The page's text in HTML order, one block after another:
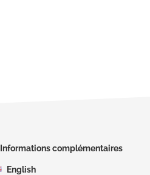
Informations complémentaires
English